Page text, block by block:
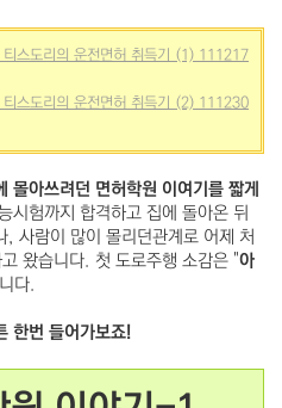
도리의 운전면허 취득기 (1) 111217
도리의 운전면허 취득기 (2) 111230
몰아쓰려던 면허학원 이여기를 짧게
시험까지 합격하고 집에 돌아온 뒤
, 사람이 많이 몰리던관계로 어제 처
왔습니다. 첫 도로주행 소감은 "아
다.
한번 들어가보죠!